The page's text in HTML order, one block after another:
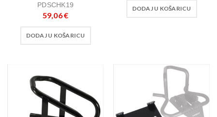
PDSCHK19
59,06€
DODAJ U KOŠARICU
DODAJ U KOŠARICU